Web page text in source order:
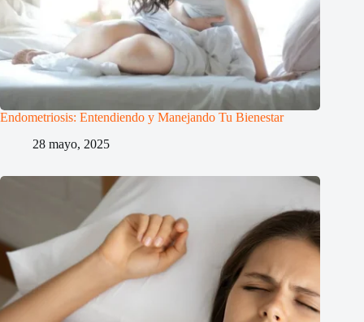
Endometriosis: Entendiendo y Manejando Tu Bienestar
28 mayo, 2025